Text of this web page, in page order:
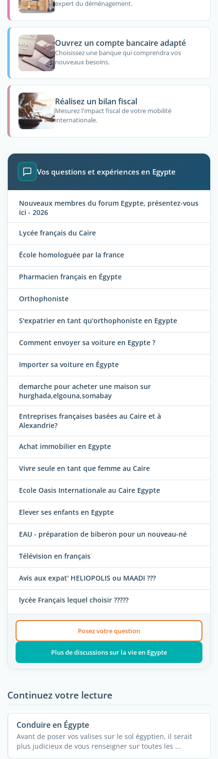
expert du déménagement.
Ouvrez un compte bancaire adapté
Choisissez une banque qui comprendra vos
nouveaux besoins.
Réalisez un bilan fiscal
Mesurez l'impact fiscal de votre mobilité
internationale.
Vos questions et expériences en Egypte
Nouveaux membres du forum Egypte, présentez-vous
ici - 2026
Lycée français du Caire
École homologuée par la france
Pharmacien français en Égypte
Orthophoniste
S'expatrier en tant qu'orthophoniste en Egypte
Comment envoyer sa voiture en Egypte ?
Importer sa voiture en Égypte
demarche pour acheter une maison sur
hurghada,elgouna,somabay
Entreprises françaises basées au Caire et à
Alexandrie?
Achat immobilier en Egypte
Vivre seule en tant que femme au Caire
Ecole Oasis Internationale au Caire Egypte
Elever ses enfants en Egypte
EAU - préparation de biberon pour un nouveau-né
Télévision en français
Avis aux expat' HELIOPOLIS ou MAADI ???
lycée Français lequel choisir ?????
Posez votre question
Plus de discussions sur la vie en Egypte
Continuez votre lecture
Conduire en Égypte
Avant de poser vos valises sur le sol égyptien, il serait
plus judicieux de vous renseigner sur toutes les ...